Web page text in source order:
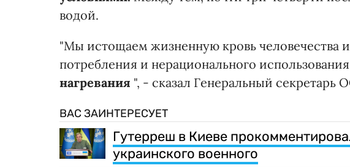
водой.
"Мы истощаем жизненную кровь человечества
потребления и нерационального
нагревания ", - сказал Генеральный
ВАС ЗАИНТЕРЕСУЕТ
Гутерреш в Киеве
украинского военного